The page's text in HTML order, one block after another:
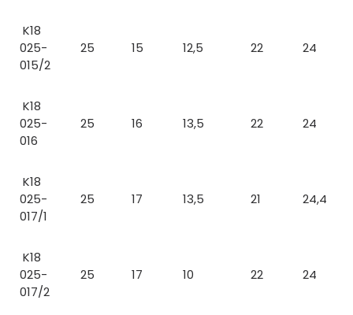
K18
025-
015/2
25 15 12,5 22 24
K18
025-
016
25 16 13,5 22 24
K18
025-
017/1
25 17 13,5 21 24,4
K18
025-
017/2
25 17 10 22 24